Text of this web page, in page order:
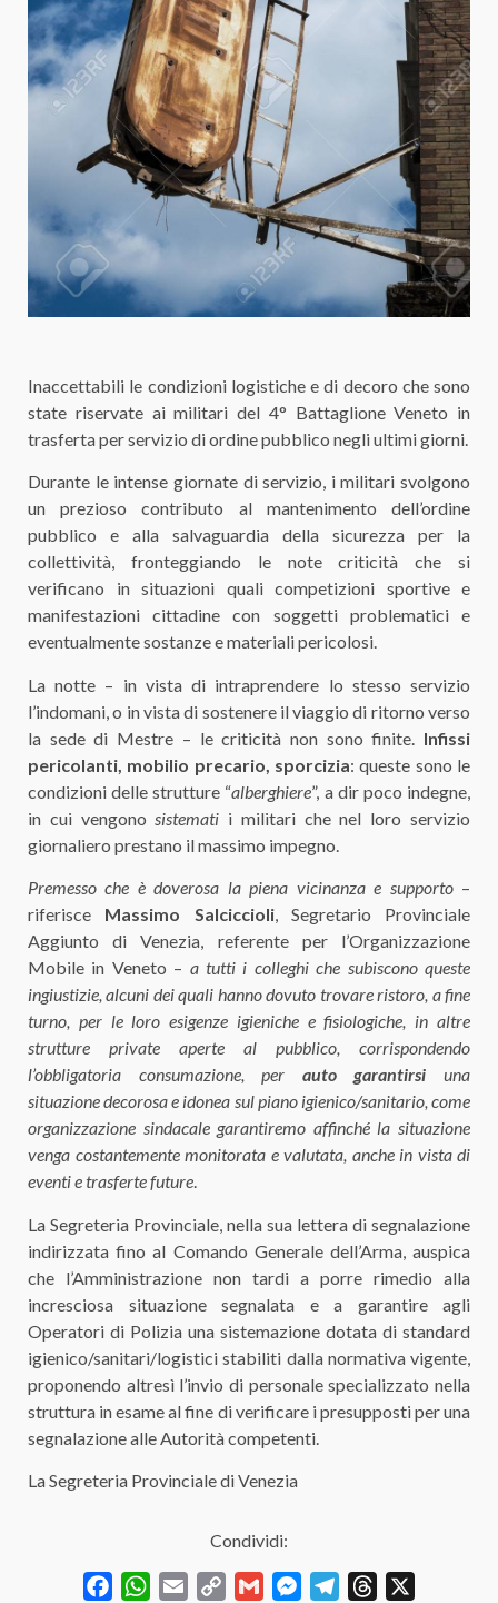
Inaccettabili le condizioni logistiche e di decoro che sono
state riservate ai militari del 4° Battaglione Veneto in
trasferta per servizio di ordine pubblico negli ultimi giorni.
Durante le intense giornate di servizio, i militari svolgono
un prezioso contributo al mantenimento dell’ordine
pubblico e alla salvaguardia della sicurezza per la
collettività, fronteggiando le note criticità che si
verificano in situazioni quali competizioni sportive e
manifestazioni cittadine con soggetti problematici e
eventualmente sostanze e materiali pericolosi.
La notte – in vista di intraprendere lo stesso servizio
l’indomani, o in vista di sostenere il viaggio di ritorno verso
la sede di Mestre – le criticità non sono finite. Infissi
pericolanti, mobilio precario, sporcizia: queste sono le
condizioni delle strutture “alberghiere”, a dir poco indegne,
in cui vengono sistemati i militari che nel loro servizio
giornaliero prestano il massimo impegno.
Premesso che è doverosa la piena vicinanza e supporto –
riferisce Massimo Salciccioli, Segretario Provinciale
Aggiunto di Venezia, referente per l’Organizzazione
Mobile in Veneto – a tutti i colleghi che subiscono queste
ingiustizie, alcuni dei quali hanno dovuto trovare ristoro, a fine
turno, per le loro esigenze igieniche e fisiologiche, in altre
strutture private aperte al pubblico, corrispondendo
l’obbligatoria consumazione, per auto garantirsi una
situazione decorosa e idonea sul piano igienico/sanitario, come
organizzazione sindacale garantiremo affinché la situazione
venga costantemente monitorata e valutata, anche in vista di
eventi e trasferte future.
La Segreteria Provinciale, nella sua lettera di segnalazione
indirizzata fino al Comando Generale dell’Arma, auspica
che l’Amministrazione non tardi a porre rimedio alla
incresciosa situazione segnalata e a garantire agli
Operatori di Polizia una sistemazione dotata di standard
igienico/sanitari/logistici stabiliti dalla normativa vigente,
proponendo altresì l’invio di personale specializzato nella
struttura in esame al fine di verificare i presupposti per una
segnalazione alle Autorità competenti.
La Segreteria Provinciale di Venezia
Condividi:
FacebookWhatsApp
Email Copy Gmail MessengerTelegramThreads